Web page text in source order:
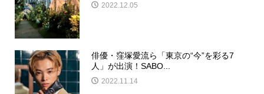
2022.12.05
俳優・窪塚愛流ら「東京の“今”を彩る7
人」が出演！SABO...
2022.11.14